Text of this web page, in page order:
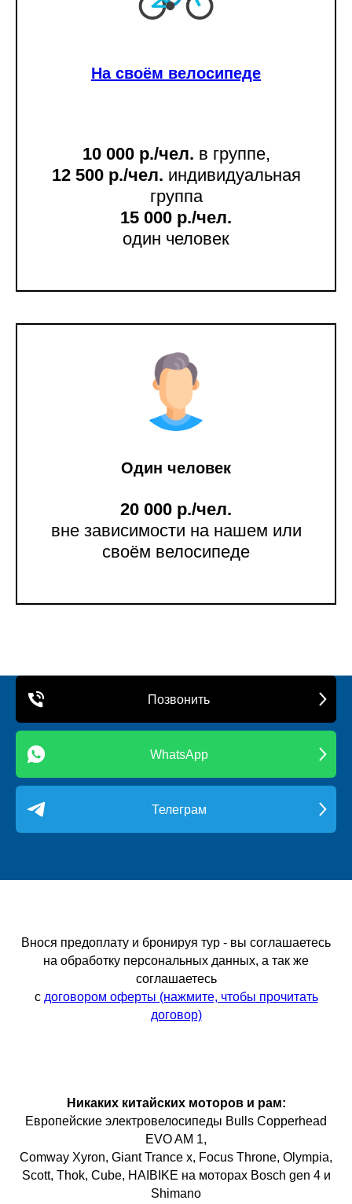
На своём велосипеде
10 000 р./чел. в группе,
12 500 р./чел. индивидуальная
группа
15 000 р./чел.
один человек
Один человек
20 000 р./чел.
вне зависимости на нашем или
своём велосипеде
Позвонить
WhatsApp
Телеграм
Внося предоплату и бронируя тур - вы соглашаетесь
на обработку персональных данных, а так же
соглашаетесь
с договором оферты (нажмите, чтобы прочитать
договор)
Никаких китайских моторов и рам:
Европейские электровелосипеды Bulls Copperhead
EVO AM 1,
Comway Xyron, Giant Trance x, Focus Throne, Olympia,
Scott, Thok, Cube, HAIBIKE на моторах Bosch gen 4 и
Shimano